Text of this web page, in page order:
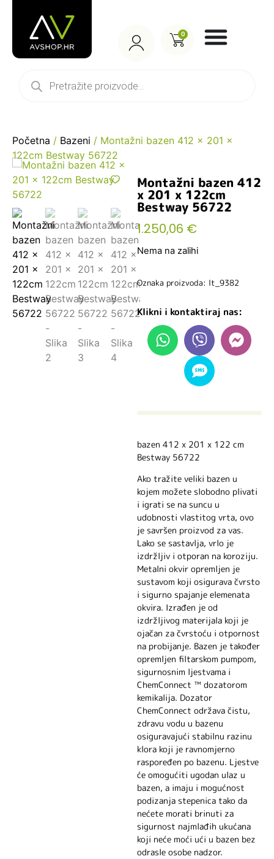
0
Početna / Bazeni / Montažni bazen 412 x 201 x
122cm Bestway 56722
Montažni bazen 412
x 201 x 122cm
Bestway 56722
1.250,06 €
Nema na zalihi
Oznaka proizvoda: lt_9382
Klikni i kontaktiraj nas:
bazen 412 x 201 x 122 cm
Bestway 56722
Ako tražite veliki bazen u
kojem možete slobodno plivati ​​
i igrati se na suncu u
udobnosti vlastitog vrta, ovo
je savršen proizvod za vas.
Lako se sastavlja, vrlo je
izdržljiv i otporan na koroziju.
Metalni okvir opremljen je
sustavom koji osigurava čvrsto
i sigurno spajanje elemenata
okvira. Izrađen je od
izdržljivog materijala koji je
ojačan za čvrstoću i otpornost
na probijanje. Bazen je također
opremljen filtarskom pumpom,
sigurnosnim ljestvama i
ChemConnect ™ dozatorom
kemikalija. Dozator
ChemConnect održava čistu,
zdravu vodu u bazenu
osiguravajući stabilnu razinu
klora koji je ravnomjerno
raspoređen po bazenu. Ljestve
će omogućiti ugodan ulaz u
bazen, a imaju i mogućnost
podizanja stepenica tako da
nećete morati brinuti za
sigurnost najmlađih ukućana
koji neće moći ući u bazen bez
odrasle osobe nadzor.